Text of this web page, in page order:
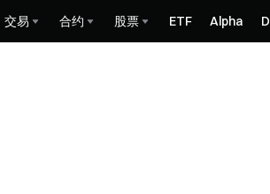
交易 合约 股票 ETF Alpha